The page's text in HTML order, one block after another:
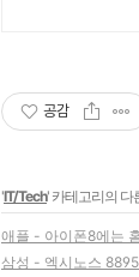
공감
'IT/Tech' 카테고리의 다
애플 - 아이폰8에는
삼성 - 엑시노스